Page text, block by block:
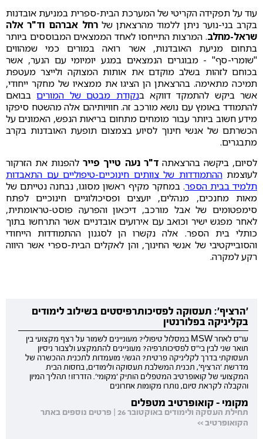
עוד על תפקידה הקריטי של המערכת הבית-ספרית במניעת אובדנות
בקרב בני-נוער ניתן ללמוד מהרצאתן שלרחל אברהם וד"ר אלה
שראל-מחלב. המרצות התייחסו לאחד הממצאים המבוססים ביותר
בתחום מניעת האובדנות, אשר רואה במורים כמי שמהווים
"שומרי-סף" - מבוגרים הנמצאים במגע יומיומי עם הנער, אשר
בכוחם לזהות בשלב מוקדם את אותות המצוקה ולייצר מעטפת
תמיכה מתאימה. בהרצאתן הן הציגו את ממצאיו של מחקר ייחודי,
אשר ביקש להתמקד דווקא בנקודת מבטם של המוריםבבואם
להתמודד באומץ עם נושא מורכב זה. חוויותיהם אלה מהשטח סיפקו
מידע חשוב ביותר עבור מומחים מתחום בריאות הנפש, האמונים על
הכשרתם של אנשי חינוך לסיוע בצמצום תופעת האובדנות בקרב
מתבגרים.
לסיום, ביקשה בהרצאתהד"ר נעה טייך פיירלהפנות את הזרקור
לעוצמתההתמודדות של צוותים חינוכיים-טיפוליים עם התאבדות
תלמיד בבית הספר. במחקר מקיף ראשון מסוגו, נבחנה נטייתם של
מאות מחנכים, מנהלים, יועצים ופסיכולוגיים חינוכיים לפתח
סימפטומים של אבל מורכב, דיכאון והפרעה פוסט-טראומתית,
לאחר מפגש ישיר וכואב עם אירועים אובדניים אשר התרחשו בתוך
כותלי בית הספר. אלה נקשרו הן לסגנון ההתמודדות הייחודי
והסובייקטיבי של אנשי החינוך, והן לאקלים הבית-ספרי אשר היווה
רקע למקרה.
'הרציף': תעסוקה לפסיכותרפיסטים בשילוב לימודים
בקליניקה בפלורנטין
עו"ס לאחר MSW במסלול טיפולי? מעוניינים לשמור על רצף מקצועי בין
תואר שני לבין בי"ס לפסיכותרפיה? מעוניינים להתמקצע ולצבור ניסיון
תעסוקתי בדרך לקליניקה פרטית? הגש/י מועמדות לתכנית ההכשרה של
מדרשת 'הרציף', תכנית המשלבת תעסוקה ולימודים, בחסות הבית
המקצועי של קואופרטיב המטפלים הותיק 'מקומי'. הזדרזו! תהליך המיון
והקבלה לקראת סיום, נותרו מקומות אחרונים
מקומי - קואופרטיב מטפלים
תחילת העסקה ולימודים באוקטובר 26 | פרטים נוספים באתר
הקואופרטיב >>